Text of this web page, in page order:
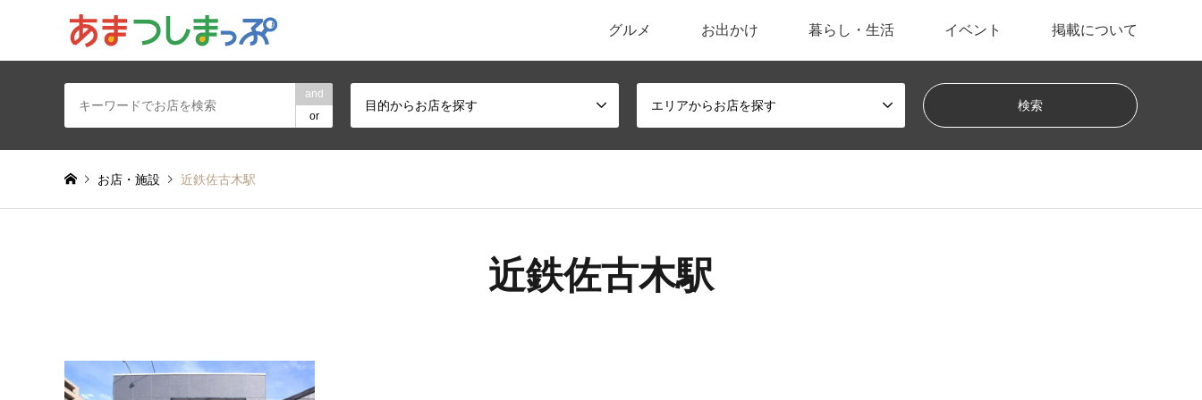
グルメ お出かけ 暮らし・生活 イベント 掲載について
and
or
目的からお店を探す エリアからお店を探す
お店・施設 近鉄佐古木駅
近鉄佐古木駅